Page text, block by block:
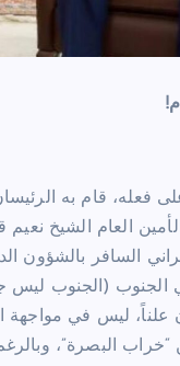
فعله، قام به
العام الشيخ نعيم
السافر بالشؤون
في الجنوب (الجنوب
علناً، ليس في
“خراب البصرة”،